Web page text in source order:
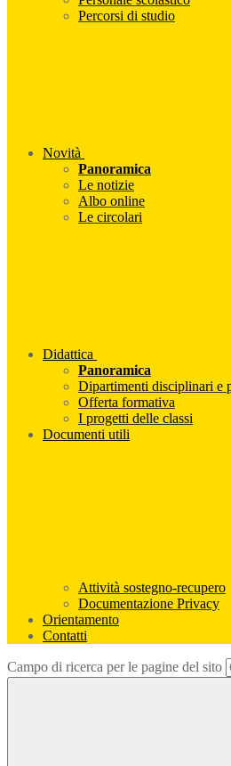
Percorsi di studio
Novità
Panoramica
Le notizie
Albo online
Le circolari
Didattica
Panoramica
Dipartimenti disciplinari e
Offerta formativa
I progetti delle classi
Documenti utili
Attività sostegno-recupero
Documentazione Privacy
Orientamento
Contatti
Campo di ricerca per le pagine del sito